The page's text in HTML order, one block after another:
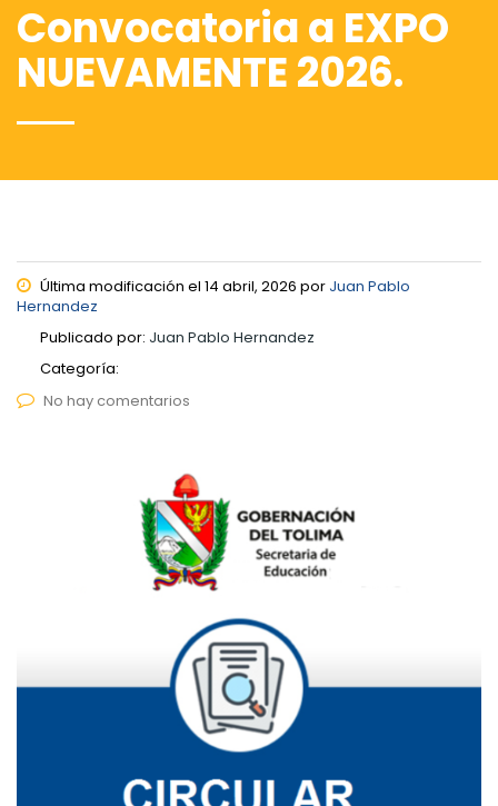
Convocatoria a EXPO
NUEVAMENTE 2026.
Última modificación el 14 abril, 2026 por Juan Pablo
Hernandez
Publicado por: Juan Pablo Hernandez
Categoría:
No hay comentarios